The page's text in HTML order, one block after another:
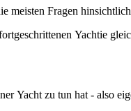
meisten Fragen
Yachtie
Yacht zu tun hat - also